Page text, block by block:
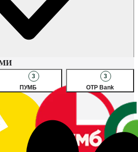
в магазинах
3
ПУМБ
3
OTP Bank
в улюблених магазинах, обирай спосіб
за товар вже при отриманні